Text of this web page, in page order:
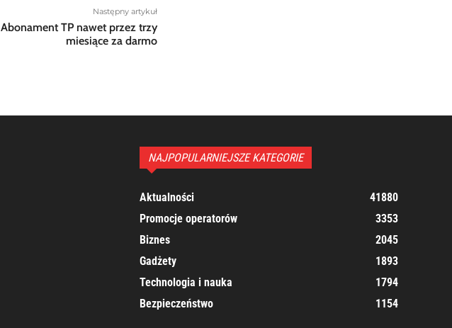
Następny artykuł
Abonament TP nawet przez trzy
miesiące za darmo
NAJPOPULARNIEJSZE KATEGORIE
Aktualności
41880
Promocje operatorów
3353
Biznes
2045
Gadżety
1893
Technologia i nauka
1794
Bezpieczeństwo
1154